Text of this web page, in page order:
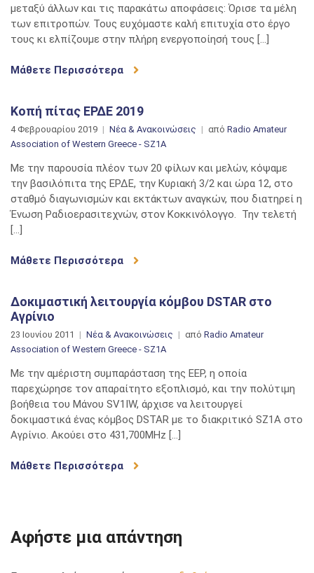
μεταξύ άλλων και τις παρακάτω αποφάσεις: Όρισε τα μέλη
των επιτροπών. Τους ευχόμαστε καλή επιτυχία στο έργο
τους κι ελπίζουμε στην πλήρη ενεργοποίησή τους […]
Μάθετε Περισσότερα
Κοπή πίτας ΕΡΔΕ 2019
4 Φεβρουαρίου 2019 Νέα & Ανακοινώσεις από Radio Amateur
Association of Western Greece - SZ1A
Με την παρουσία πλέον των 20 φίλων και μελών, κόψαμε
την βασιλόπιτα της ΕΡΔΕ, την Κυριακή 3/2 και ώρα 12, στο
σταθμό διαγωνισμών και εκτάκτων αναγκών, που διατηρεί η
Ένωση Ραδιοερασιτεχνών, στον Κοκκινόλογγο. Την τελετή
[…]
Μάθετε Περισσότερα
Δοκιμαστική λειτουργία κόμβου DSTAR στο
Αγρίνιο
23 Ιουνίου 2011 Νέα & Ανακοινώσεις από Radio Amateur
Association of Western Greece - SZ1A
Με την αμέριστη συμπαράσταση της ΕΕΡ, η οποία
παρεχώρησε τον απαραίτητο εξοπλισμό, και την πολύτιμη
βοήθεια του Μάνου SV1IW, άρχισε να λειτουργεί
δοκιμαστικά ένας κόμβος DSTAR με το διακριτικό SZ1A στο
Αγρίνιο. Ακούει στο 431,700MHz […]
Μάθετε Περισσότερα
Αφήστε μια απάντηση